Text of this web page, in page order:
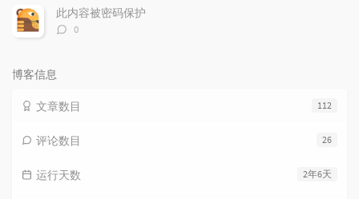
数：
此内容被密码保护
评
0
博客信息
112
文章数目
26
评论数目
2年6天
运行天数